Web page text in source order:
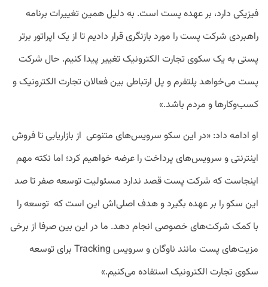
فیزیکی دارد، برعهدهپست است. به دلیلهمین تغییرات برنامه
راهبردی شرکتپسترا مورد بازنگریقرار دادیمتا ازیک اپراتور برتر
پستی بهیک سکوی تجارت الکترونیک تغییر پیدا کنیم. حال شرکت
پست میخواهدپلتفرمو پل ارتباطی بینفعالان تجارت الکترونیکو
کسبوکارها و مردم باشد.»
او ادامه داد: «در این سکو سرویسهای متنوعی از بازاریابیتا فروش
اینترنتیو سرویسهای پرداخترا عرضه خواهیمکرد؛ اما نکته مهم
اینجاستکه شرکتپستقصد ندارد مسئولیت توسعهصفرتا صد
این سکورا برعهده بگیردوهدف اصلیاش این استکه توسعهرا
با کمک شرکتهای خصوصی انجام دهد. ما در این بینصرفا از برخی
مزیتهایپست مانند ناوگانو سرویس برای توسعه
سکوی تجارت الکترونیک استفاده میکنیم.»